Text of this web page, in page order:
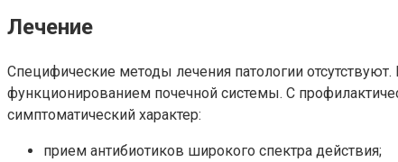
Лечение
Специфические методы лечения патологии
функционированием почечной системы. С
симптоматический характер:
прием антибиотиков широкого спектра действия;